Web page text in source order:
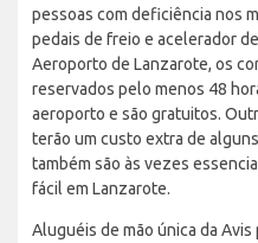
pessoas com deficiência nos
pedais de freio e acelerador
Aeroporto de Lanzarote, os
reservados pelo menos 48
aeroporto e são gratuitos.
terão um custo extra de
também são às vezes
fácil em Lanzarote.
Aluguéis de mão única da